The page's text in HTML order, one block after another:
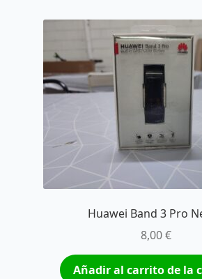
Huawei Band 3 Pro
8,00€
Añadir al carrito de la